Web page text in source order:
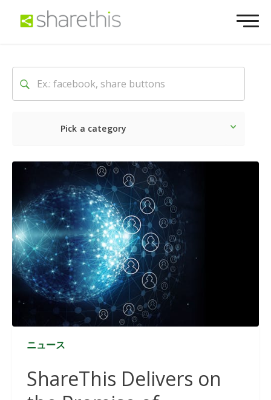
Pick a category
最新 ソーシャル マーケ
ニュース
ShareThis Delivers on